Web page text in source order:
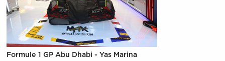
Formule 1 GP Abu Dhabi - Yas Marina